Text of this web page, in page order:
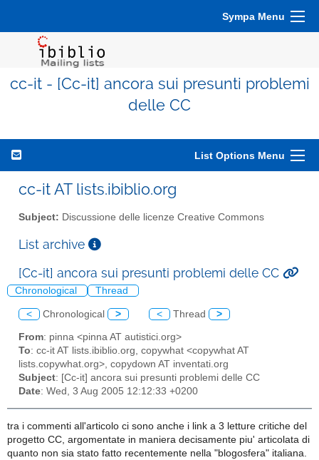
Sympa Menu
cc-it - [Cc-it] ancora sui presunti problemi
delle CC
List Options Menu
cc-it AT lists.ibiblio.org
Subject: Discussione delle licenze Creative Commons
List archive
[Cc-it] ancora sui presunti problemi delle CC
Chronological Thread
< Chronological > < Thread >
From: pinna <pinna AT autistici.org>
To: cc-it AT lists.ibiblio.org, copywhat <copywhat AT
lists.copywhat.org>, copydown AT inventati.org
Subject: [Cc-it] ancora sui presunti problemi delle CC
Date: Wed, 3 Aug 2005 12:12:33 +0200
tra i commenti all'articolo ci sono anche i link a 3 letture critiche del
progetto CC, argomentate in maniera decisamente piu' articolata di
quanto non sia stato fatto recentemente nella "blogosfera" italiana.